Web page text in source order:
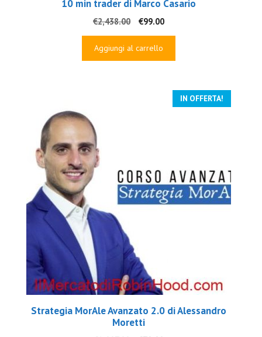
10 min trader di Marco Casario
€2,438.00
Il
prezzo
originale
€99.00Il
prezzo
Aggiungi al carrello
IN OFFERTA!
Strategia MorAle Avanzato 2.0 di Alessandro
Moretti